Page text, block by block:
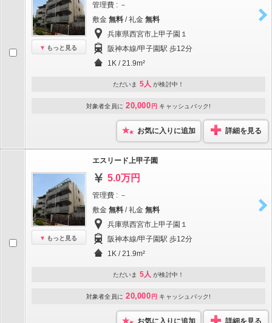
もっと見る
管理費 : －
敷金 無料 / 礼金 無料
兵庫県西宮市上甲子園１
阪神本線/甲子園駅 歩12分
1K / 21.9m²
ただいま 5人 が検討中！
対象者全員に 20,000 円 キャッシュバック!
お気に入りに追加 詳細を見る
もっと見る
エスリード上甲子園
5.0万円
管理費 : －
敷金 無料 / 礼金 無料
兵庫県西宮市上甲子園１
阪神本線/甲子園駅 歩12分
1K / 21.9m²
ただいま 5人 が検討中！
対象者全員に 20,000 円 キャッシュバック!
お気に入りに追加 詳細を見る